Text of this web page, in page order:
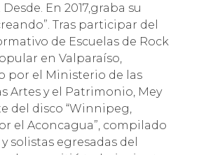
En 2017,graba su
Tras participar del
de Escuelas de Rock
en Valparaíso,
por el Ministerio de las
Artes y el Patrimonio, Mey
del disco “Winnipeg,
el Aconcagua”, compilado
solistas egresadas del